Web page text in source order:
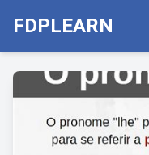
FDPLEARN